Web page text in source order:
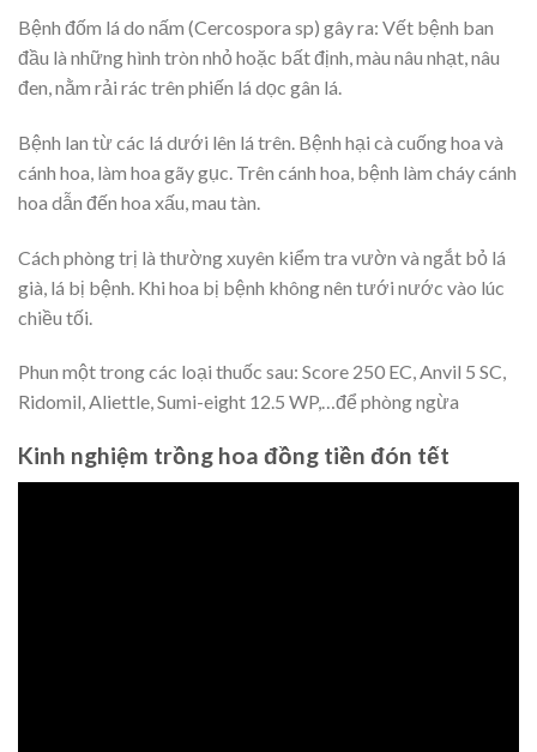
Bệnh đốm lá do nấm (Cercospora sp) gây ra: Vết bệnh ban
đầu là những hình tròn nhỏ hoặc bất định, màu nâu nhạt, nâu
đen, nằm rải rác trên phiến lá dọc gân lá.
Bệnh lan từ các lá dưới lên lá trên. Bệnh hại cà cuống hoa và
cánh hoa, làm hoa gãy gục. Trên cánh hoa, bệnh làm cháy cánh
hoa dẫn đến hoa xấu, mau tàn.
Cách phòng trị là thường xuyên kiểm tra vườn và ngắt bỏ lá
già, lá bị bệnh. Khi hoa bị bệnh không nên tưới nước vào lúc
chiều tối.
Phun một trong các loại thuốc sau: Score 250 EC, Anvil 5 SC,
Ridomil, Aliettle, Sumi-eight 12.5 WP,…để phòng ngừa
Kinh nghiệm trồng hoa đồng tiền đón tết